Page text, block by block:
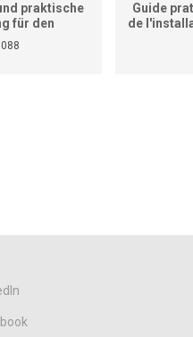
praktische
für den
(ersetzt
Guide
de
(Ne
de